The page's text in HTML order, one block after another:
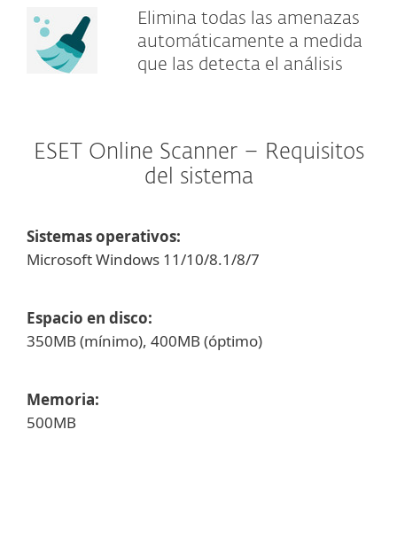
Elimina todas las amenazas
automáticamente a medida
que las detecta el análisis
ESET Online Scanner – Requisitos
del sistema
Sistemas operativos:
Microsoft Windows 11/10/8.1/8/7
Espacio en disco:
350MB (mínimo), 400MB (óptimo)
Memoria:
500MB